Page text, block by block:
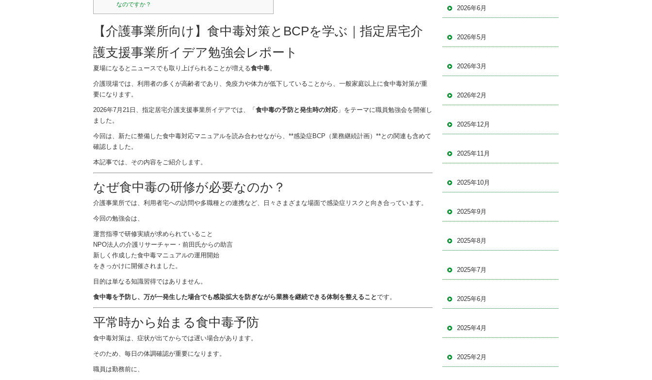
なのですか？
【介護事業所向け】食中毒対策とBCPを学ぶ｜指定居宅介
護支援事業所イデア勉強会レポート
夏場になるとニュースでも取り上げられることが増える食中毒。
介護現場では、利用者の多くが高齢者であり、免疫力や体力が低下していることから、一般家庭以上に食中毒対策が重
要になります。
2026年7月21日、指定居宅介護支援事業所イデアでは、「食中毒の予防と発生時の対応 」をテーマに職員勉強会を開催し
ました。
今回は、新たに整備した食中毒対応マニュアルを読み合わせながら、**感染症BCP（業務継続計画）**との関連も含めて
確認しました。
本記事では、その内容をご紹介します。
なぜ食中毒の研修が必要なのか？
介護事業所では、利用者宅への訪問や多職種との連携など、日々さまざまな場面で感染症リスクと向き合っています。
今回の勉強会は、
運営指導で研修実績が求められていること
NPO法人の介護リサーチャー・前田氏からの助言
新しく作成した食中毒マニュアルの運用開始
をきっかけに開催されました。
目的は単なる知識習得ではありません。
食中毒を予防し、万が一発生した場合でも感染拡大を防ぎながら業務を継続できる体制を整えることです。
平常時から始まる食中毒予防
食中毒対策は、症状が出てからでは遅い場合があります。
そのため、毎日の体調確認が重要になります。
職員は勤務前に、
2026年6月
2026年5月
2026年3月
2026年2月
2025年12月
2025年11月
2025年10月
2025年9月
2025年8月
2025年7月
2025年6月
2025年4月
2025年2月